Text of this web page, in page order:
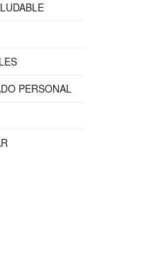
PERSONAL